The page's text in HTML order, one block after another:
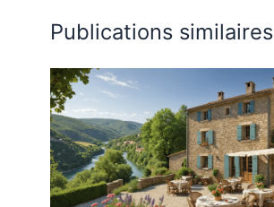
Publications similaires